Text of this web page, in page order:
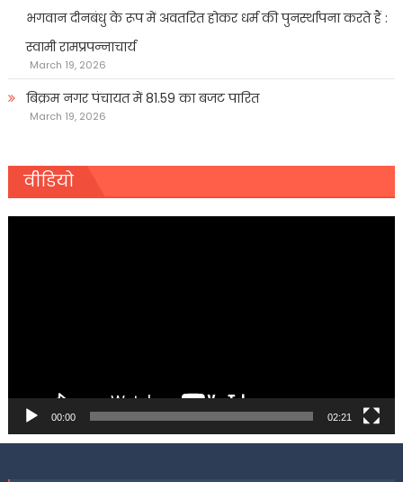
भगवान दीनबंधु के रूप में अवतरित होकर धर्म की पुनर्स्थापना करते हैं :
स्वामी रामप्रपन्नाचार्य
March 19, 2026
बिक्रम नगर पंचायत में 81.59 का बजट पारित
March 19, 2026
वीडियो
00:00 02:21